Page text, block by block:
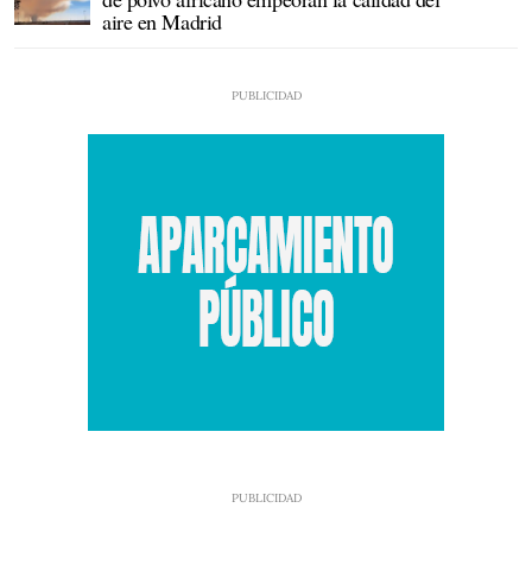
aire en Madrid